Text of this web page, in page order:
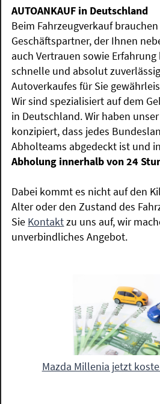
AUTOANKAUF in Deutschland
Beim Fahrzeugverkauf
Geschäftspartner, der Ihnen
auch Vertrauen sowie
schnelle und absolut
Autoverkaufes für Sie
Wir sind spezialisiert auf dem
in Deutschland. Wir haben
konzipiert, dass jedes
Abholteams abgedeckt ist und
Abholung innerhalb von 24
Dabei kommt es nicht auf den
Alter oder den Zustand des
Sie Kontaktzu uns auf, wir
unverbindliches Angebot.
Mazda Millenia jetzt